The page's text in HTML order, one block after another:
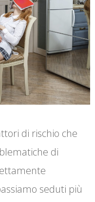
di rischio che
di
seduti più